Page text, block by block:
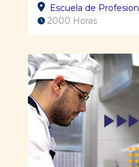
Escuela de
2000 Horas